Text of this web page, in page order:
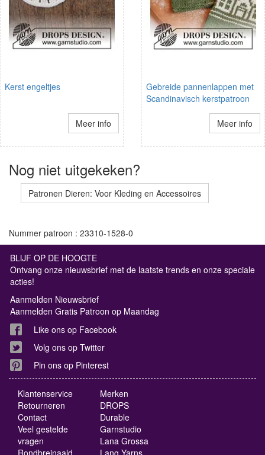
Kerst engeltjes
Meer info
Gebreide pannenlappen met
Scandinavisch kerstpatroon
Meer info
Nog niet uitgekeken?
Patronen Dieren: Voor Kleding en Accessoires
Nummer patroon : 23310-1528-0
BLIJF OP DE HOOGTE
Ontvang onze nieuwsbrief met de laatste trends en onze speciale
acties!
Aanmelden Nieuwsbrief
Aanmelden Gratis Patroon op Maandag
Like ons op Facebook
Volg ons op Twitter
Pin ons op Pinterest
Klantenservice
Retourneren
Contact
Veel gestelde
vragen
Merken
DROPS
Durable
Garnstudio
Lana Grossa